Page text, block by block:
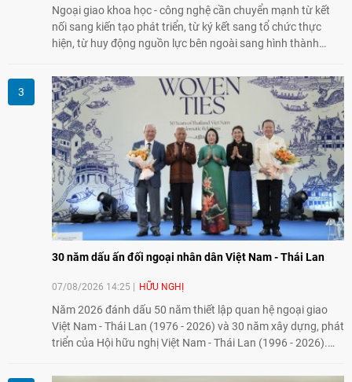
Ngoại giao khoa học - công nghệ cần chuyển mạnh từ kết
nối sang kiến tạo phát triển, từ ký kết sang tổ chức thực
hiện, từ huy động nguồn lực bên ngoài sang hình thành
nghệ, đổi mới sáng tạo và chuyển đổi số trở thành động lực
phát triển đất nước.
30 năm dấu ấn đối ngoại nhân dân Việt Nam - Thái Lan
07/08/2026 14:25 HỮU NGHỊ
Năm 2026 đánh dấu 50 năm thiết lập quan hệ ngoại giao
Việt Nam - Thái Lan (1976 - 2026) và 30 năm xây dựng, phát
triển của Hội hữu nghị Việt Nam - Thái Lan (1996 - 2026).
tình hữu nghị, đồng thời từng bước mở rộng hoạt động từ